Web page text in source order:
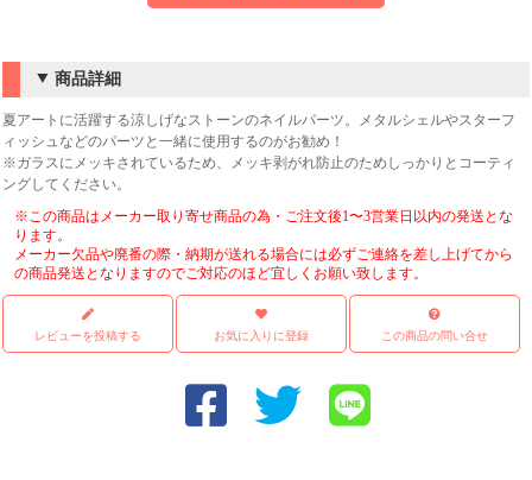
商品詳細
夏アートに活躍する涼しげなストーンのネイルパーツ。メタルシェルやスターフ
ィッシュなどのパーツと一緒に使用するのがお勧め！
※ガラスにメッキされているため、メッキ剥がれ防止のためしっかりとコーティ
ングしてください。
※この商品はメーカー取り寄せ商品の為・ご注文後1〜3営業日以内の発送とな
ります。
メーカー欠品や廃番の際・納期が送れる場合には必ずご連絡を差し上げてから
の商品発送となりますのでご対応のほど宜しくお願い致します。
レビューを投稿する お気に入りに登録 この商品の問い合せ